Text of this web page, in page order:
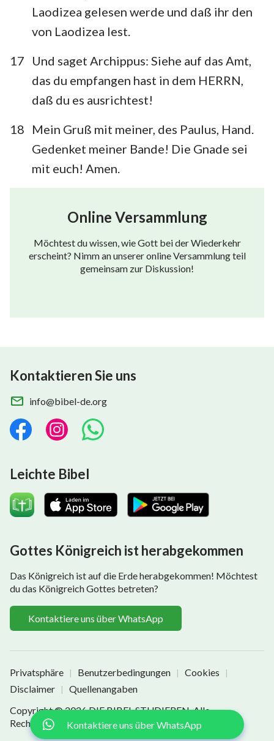
Laodizea gelesen werde und daß ihr den
von Laodizea lest.
17
Und saget Archippus: Siehe auf das Amt,
das du empfangen hast in dem HERRN,
daß du es ausrichtest!
18
Mein Gruß mit meiner, des Paulus, Hand.
Gedenket meiner Bande! Die Gnade sei
mit euch! Amen.
Online Versammlung
Möchtest du wissen, wie Gott bei der Wiederkehr
erscheint? Nimm an unserer online Versammlung teil
gemeinsam zur Diskussion!
Kontaktieren Sie uns
info@bibel-de.org
Leichte Bibel
Gottes Königreich ist herabgekommen
Das Königreich ist auf die Erde herabgekommen! Möchtest
du das Königreich Gottes betreten?
Kontaktiere uns über WhatsApp
Privatsphäre | Benutzerbedingungen | Cookies |
Disclaimer |
Quellenangaben
Copyright © 2026DIE BIBEL STUDIEREN. Alle
Rechte vorbehalten.Kontaktiere uns über WhatsApp